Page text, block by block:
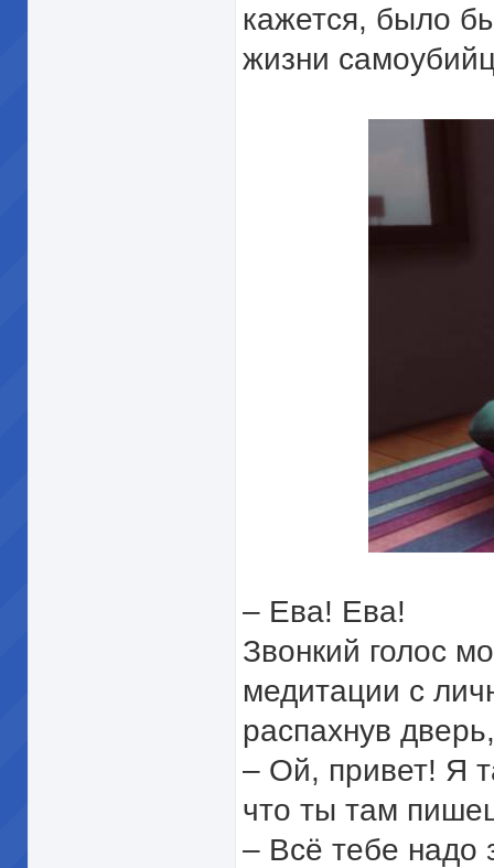
кажется, было
жизни
– Ева! Ева!
Звонкий голос
медитации с
распахнув
– Ой, привет! Я
что ты там
– Всё тебе надо